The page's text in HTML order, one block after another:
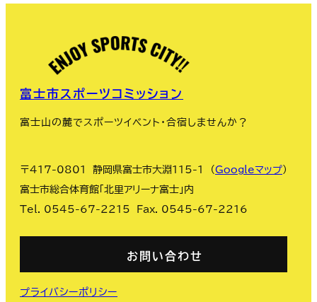
富士市スポーツコミッション
富士山の麓でスポーツイベント・合宿しませんか？
〒417-0801 静岡県富士市大淵115-1 （Googleマップ）
富士市総合体育館「北里アリーナ富士」内
Tel. 0545-67-2215 Fax. 0545-67-2216
お問い合わせ
プライバシーポリシー